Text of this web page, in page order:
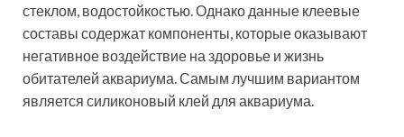
стеклом, водостойкостью. Однако данные клеевые
составы содержат компоненты, которые оказывают
негативное воздействие на здоровье и жизнь
обитателей аквариума. Самым лучшим вариантом
является силиконовый клей для аквариума.